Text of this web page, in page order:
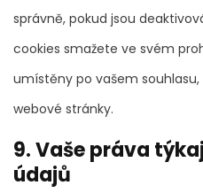
správně, pokud jsou
cookies smažete ve svém
umístěny po vašem
webové stránky.
9. Vaše práva
údajů